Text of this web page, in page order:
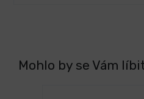
Mohlo by se Vám